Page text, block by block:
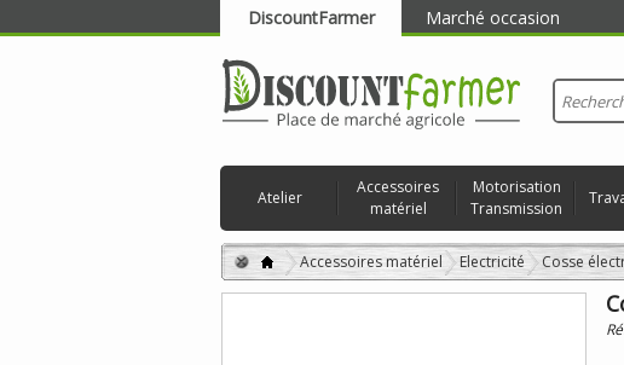
DiscountFarmer Marché occasion
RECHERCHER
Atelier
Accessoires
matériel
Motorisation
Transmission
Accessoires matériel Electricité Cosse